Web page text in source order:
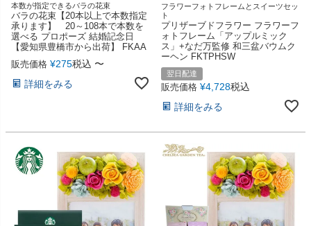
本数が指定できるバラの花束
バラの花束【20本以上で本数指定
承ります】 20～108本で本数を
選べる プロポーズ 結婚記念日
【愛知県豊橋市から出荷】 FKAA
販売価格 ¥275税込 〜
詳細をみる
フラワーフォトフレームとスイーツセッ
ト
プリザーブドフラワー フラワーフ
ォトフレーム「アップルミック
ス」+なだ万監修 和三盆バウムク
ーヘン FKTPHSW
翌日配達
販売価格 ¥4,728税込
詳細をみる